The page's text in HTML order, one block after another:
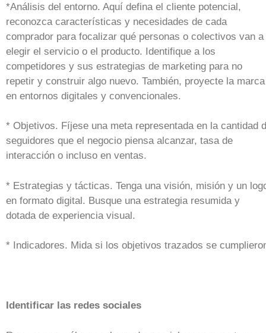
*Análisis del entorno. Aquí defina el cliente potencial,
reconozca características y necesidades de cada
comprador para focalizar qué personas o colectivos van a
elegir el servicio o el producto. Identifique a los
competidores y sus estrategias de marketing para no
repetir y construir algo nuevo. También, proyecte la marca
en entornos digitales y convencionales.
* Objetivos. Fíjese una meta representada en la cantidad
seguidores que el negocio piensa alcanzar, tasa de
interacción o incluso en ventas.
* Estrategias y tácticas. Tenga una visión, misión y un
en formato digital. Busque una estrategia resumida y
dotada de experiencia visual.
* Indicadores. Mida si los objetivos trazados se
Identificar las redes sociales